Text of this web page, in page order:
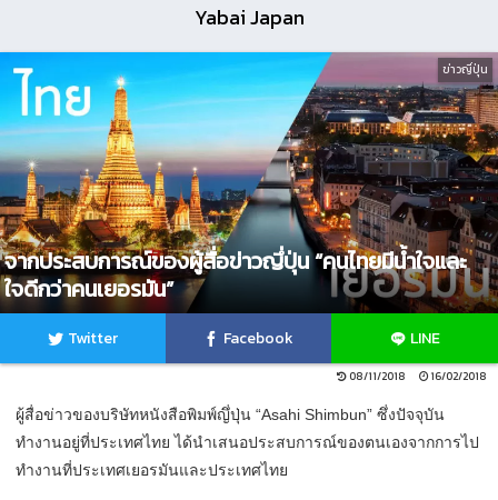
Yabai Japan
จากประสบการณ์ของผู้สื่อข่าวญึ่ปุ่น “คนไทยมีน้ำใจและ
ใจดีกว่าคนเยอรมัน”
ข่าวญี่ปุ่น
Twitter Facebook LINE
08/11/2018 16/02/2018
ผู้สื่อข่าวของบริษัทหนังสือพิมพ์ญึ่ปุ่น “Asahi Shimbun” ซึ่งปัจจุบัน
ทำงานอยู่ที่ประเทศไทย ได้นำเสนอประสบการณ์ของตนเองจากการไป
ทำงานที่ประเทศเยอรมันและประเทศไทย